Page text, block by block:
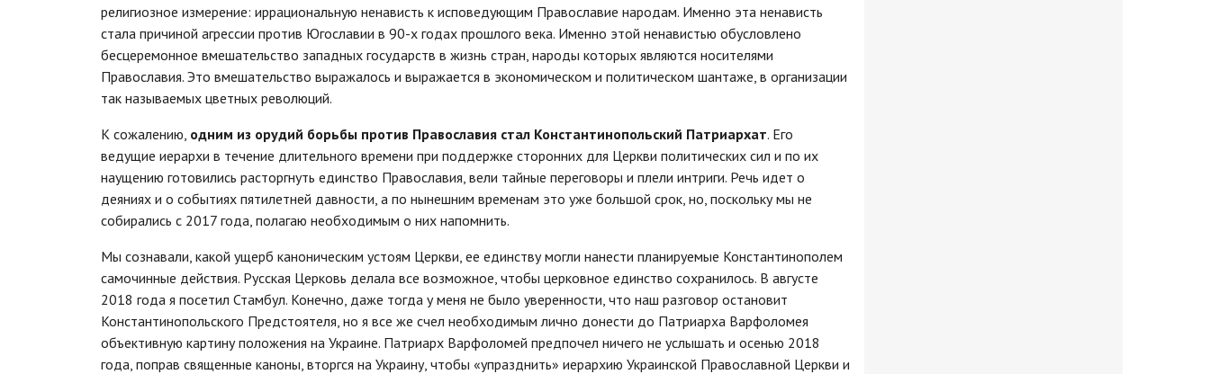
религиозное измерение: иррациональную ненависть к исповедующим Православие народам. Именно эта ненависть
стала причиной агрессии против Югославии в 90-х годах прошлого века. Именно этой ненавистью обусловлено
бесцеремонное вмешательство западных государств в жизнь стран, народы которых являются носителями
Православия. Это вмешательство выражалось и выражается в экономическом и политическом шантаже, в организации
так называемых цветных революций.
К сожалению, одним из орудий борьбы против Православия стал Константинопольский Патриархат. Его
ведущие иерархи в течение длительного времени при поддержке сторонних для Церкви политических сил и по их
наущению готовились расторгнуть единство Православия, вели тайные переговоры и плели интриги. Речь идет о
деяниях и о событиях пятилетней давности, а по нынешним временам это уже большой срок, но, поскольку мы не
собирались с 2017 года, полагаю необходимым о них напомнить.
Мы сознавали, какой ущерб каноническим устоям Церкви, ее единству могли нанести планируемые Константинополем
самочинные действия. Русская Церковь делала все возможное, чтобы церковное единство сохранилось. В августе
2018 года я посетил Стамбул. Конечно, даже тогда у меня не было уверенности, что наш разговор остановит
Константинопольского Предстоятеля, но я все же счел необходимым лично донести до Патриарха Варфоломея
объективную картину положения на Украине. Патриарх Варфоломей предпочел ничего не услышать и осенью 2018
года, поправ священные каноны, вторгся на Украину, чтобы «упразднить» иерархию Украинской Православной Церкви и